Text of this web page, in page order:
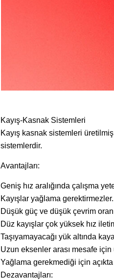
Kayış-Kasnak Sistemleri
Kayış kasnak sistemleri
sistemlerdir.
Avantajları:
Geniş hız aralığında çalışma
Kayışlar yağlama gerektirmezler.
Düşük güç ve düşük çevrim
Düz kayışlar çok yüksek hız
Taşıyamayacağı yük altında
Uzun eksenler arası mesafe
Yağlama gerekmediği için
Dezavantajları: